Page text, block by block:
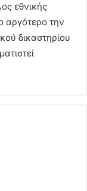
εθνικής
αργότερο την
δικαστηρίου